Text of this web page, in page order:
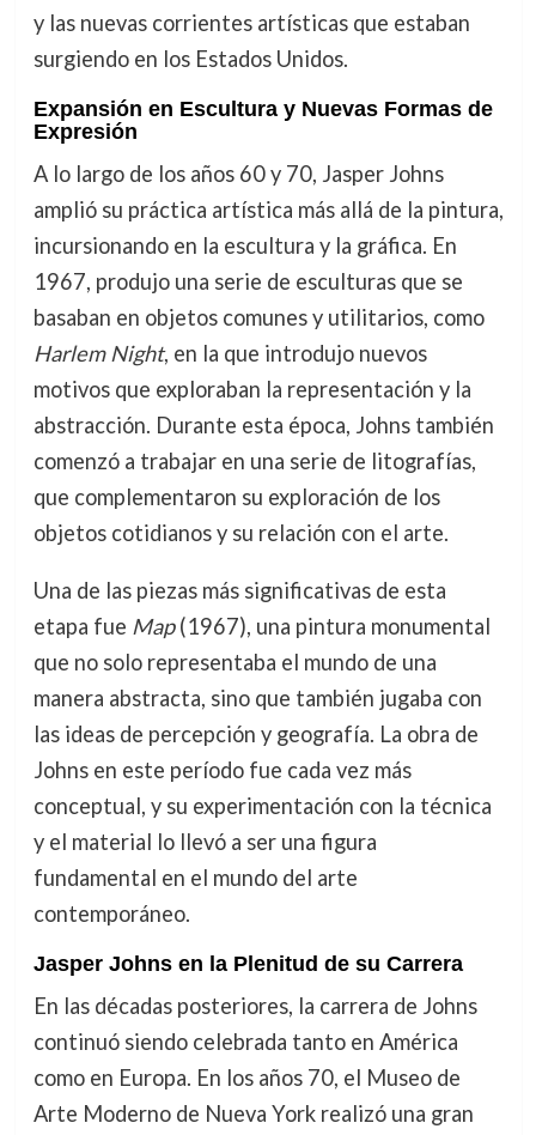
y las nuevas corrientes artísticas que estaban
surgiendo en los Estados Unidos.
Expansión en Escultura y Nuevas Formas de
Expresión
A lo largo de los años 60 y 70, Jasper Johns
amplió su práctica artística más allá de la pintura,
incursionando en la escultura y la gráfica. En
1967, produjo una serie de esculturas que se
basaban en objetos comunes y utilitarios, como
Harlem Night, en la que introdujo nuevos
motivos que exploraban la representación y la
abstracción. Durante esta época, Johns también
comenzó a trabajar en una serie de litografías,
que complementaron su exploración de los
objetos cotidianos y su relación con el arte.
Una de las piezas más significativas de esta
etapa fue Map(1967), una pintura monumental
que no solo representaba el mundo de una
manera abstracta, sino que también jugaba con
las ideas de percepción y geografía. La obra de
Johns en este período fue cada vez más
conceptual, y su experimentación con la técnica
y el material lo llevó a ser una figura
fundamental en el mundo del arte
contemporáneo.
Jasper Johns en la Plenitud de su Carrera
En las décadas posteriores, la carrera de Johns
continuó siendo celebrada tanto en América
como en Europa. En los años 70, el Museo de
Arte Moderno de Nueva York realizó una gran